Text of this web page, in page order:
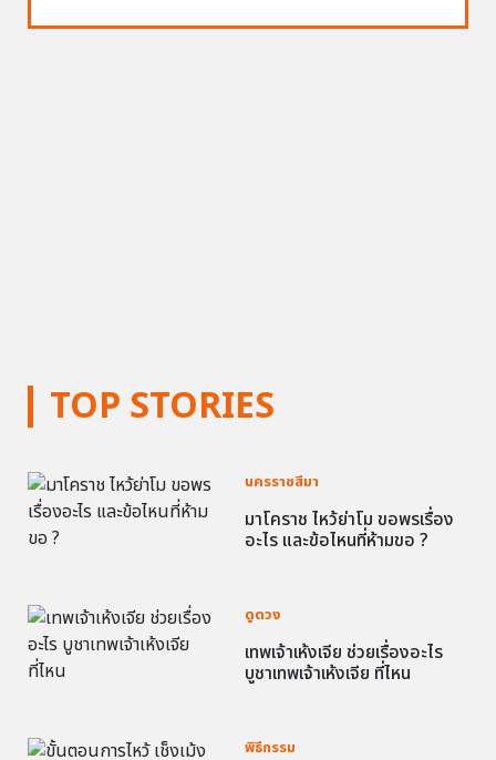
TOP STORIES
นครราชสีมา
มาโคราช ไหว้ย่าโม ขอพรเรื่อง
อะไร และข้อไหนที่ห้ามขอ ?
ดูดวง
เทพเจ้าเห้งเจีย ช่วยเรื่องอะไร
บูชาเทพเจ้าเห้งเจีย ที่ไหน
พิธีกรรม